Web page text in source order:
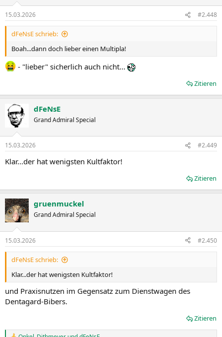
n
e
n
15.03.2026 #2.448
dFeNsE schrieb:
Boah...dann doch lieber einen Multipla!
- "lieber" sicherlich auch nicht...
Zitieren
dFeNsE
Grand Admiral Special
15.03.2026 #2.449
Klar...der hat wenigsten Kultfaktor!
Zitieren
gruenmuckel
Grand Admiral Special
15.03.2026 #2.450
dFeNsE schrieb:
Klar...der hat wenigsten Kultfaktor!
und Praxisnutzen im Gegensatz zum Dienstwagen des
Dentagard-Bibers.
Zitieren